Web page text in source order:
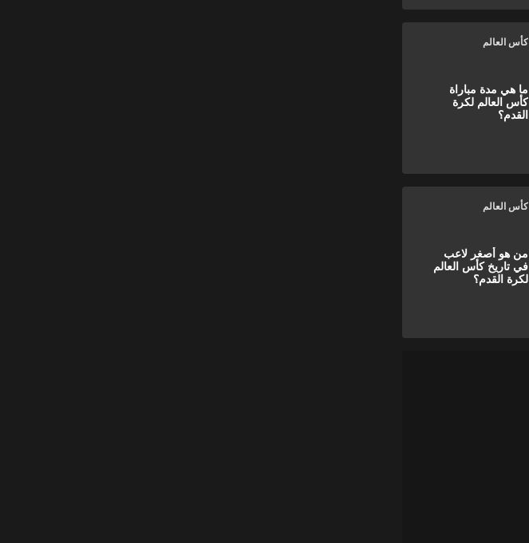
كأس العالم
ما هي مدة مباراة
كأس العالم لكرة
القدم؟
كأس العالم
من هو أصغر لاعب
في تاريخ كأس العالم
لكرة القدم؟